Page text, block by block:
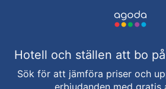
Hotell och ställen att bo
Sök för att jämföra priser och
erbjudanden med gratis